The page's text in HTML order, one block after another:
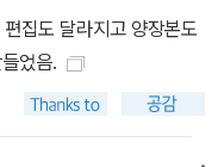
과언이 아닌 19세기 중
한 시대를 정의하는 딱
의 변화를 보여준다. 16
집도 달라지고 양장본도
었음.